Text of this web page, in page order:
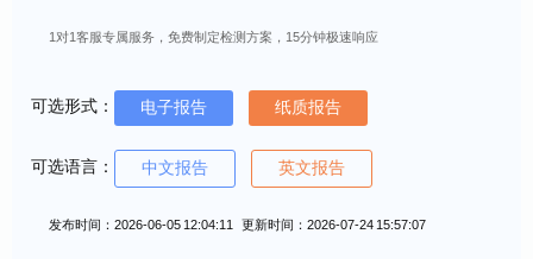
1对1客服专属服务，免费制定检测方案，15分钟极速响应
可选形式： 电子报告 纸质报告
可选语言： 中文报告 英文报告
发布时间：2026-06-05 12:04:11 更新时间：2026-07-24 15:57:07